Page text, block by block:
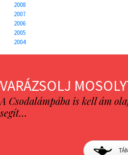
2008
2007
2006
2005
2004
VARÁZSOLJ
A Csodalámpába is kell ám
segít…